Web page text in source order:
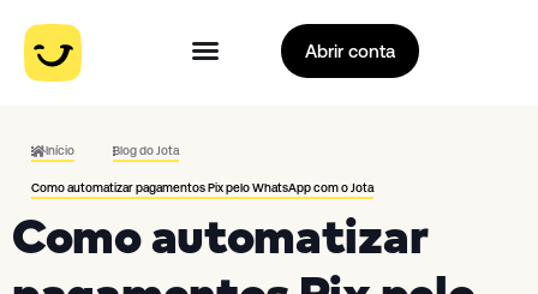
Abrir conta
Início Blog do Jota
Como automatizar pagamentos Pix pelo WhatsApp com o Jota
Como automatizar